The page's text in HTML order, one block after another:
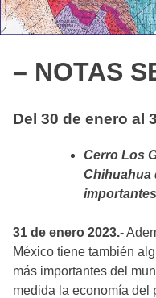
– NOTAS
Del 30 de enero al
Cerro Los
Chihuahua
31 de enero 2023.-
México tiene también
más importantes del
medida la economía del